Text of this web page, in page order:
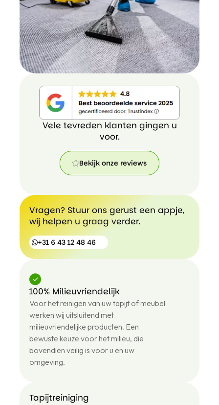
Vele tevreden klanten gingen u
voor.
Bekijk onze reviews
reviews
Vragen? Stuur ons gerust een appje,
wij helpen u graag verder.
+31 6 43 12 48 46
+31
6
43
12
48
46
100% Milieuvriendelijk
Voor het reinigen van uw tapijt of meubel
werken wij uitsluitend met
milieuvriendelijke producten. Een
bewuste keuze voor het milieu, die
bovendien veilig is voor u en uw
omgeving.
Tapijtreiniging